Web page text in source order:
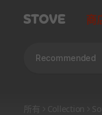
商
Recommended
所有 Collection